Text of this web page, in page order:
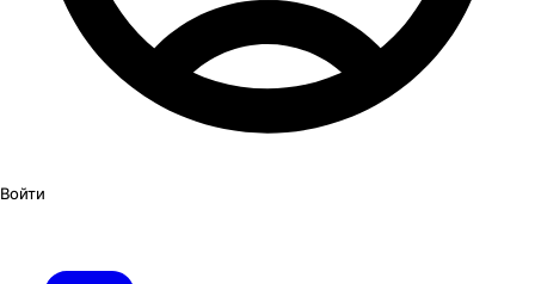
Войти